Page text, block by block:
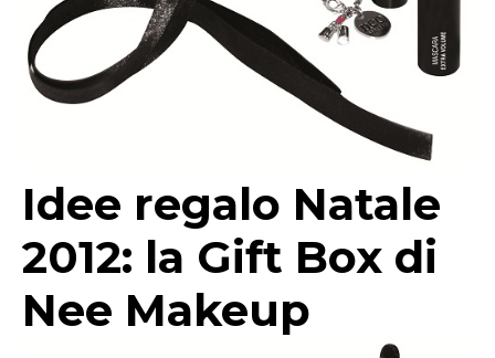
Idee regalo Natale
2012: la Gift Box di
Nee Makeup